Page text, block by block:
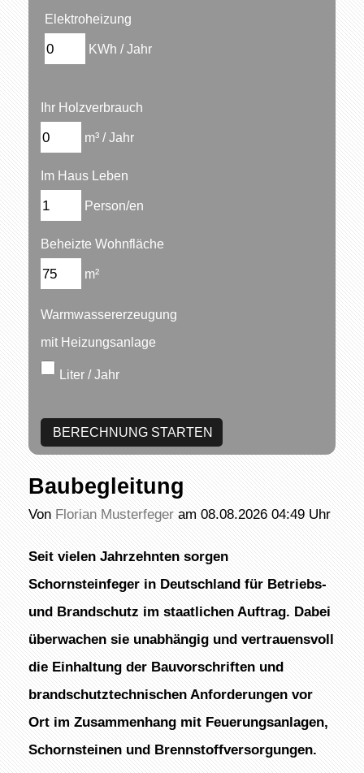
Elektroheizung
KWh / Jahr
Ihr Holzverbrauch
m³ / Jahr
Im Haus Leben
Person/en
Beheizte Wohnfläche
m²
Warmwassererzeugung
mit Heizungsanlage
Liter / Jahr
Baubegleitung
Von Florian Musterfegeram 08.08.2026 04:49 Uhr
Seit vielen Jahrzehnten sorgen
Schornsteinfeger in Deutschland für Betriebs-
und Brandschutz im staatlichen Auftrag. Dabei
überwachen sie unabhängig und vertrauensvoll
die Einhaltung der Bauvorschriften und
brandschutztechnischen Anforderungen vor
Ort im Zusammenhang mit Feuerungsanlagen,
Schornsteinen und Brennstoffversorgungen.